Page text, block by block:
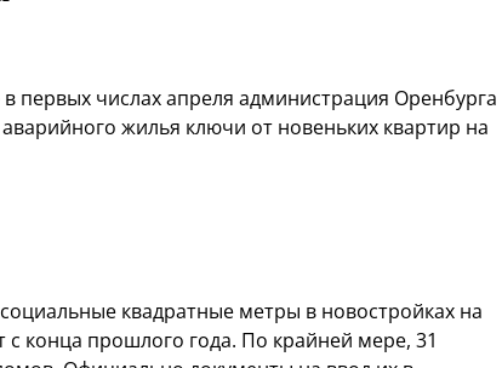
первых числах апреля администрация Оренбурга
жилья ключи от новеньких квартир на
квадратные метры в новостройках на
конца прошлого года. По крайней мере, 31